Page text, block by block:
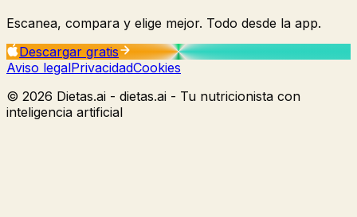
Escanea, compara y elige mejor. Todo desde la app.
Descargar gratis
Aviso legalPrivacidadCookies
© 2026 Dietas.ai - dietas.ai - Tu nutricionista con
inteligencia artificial